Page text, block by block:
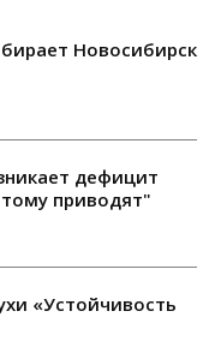
Новосибирск
дефицит
приводят"
«Устойчивость